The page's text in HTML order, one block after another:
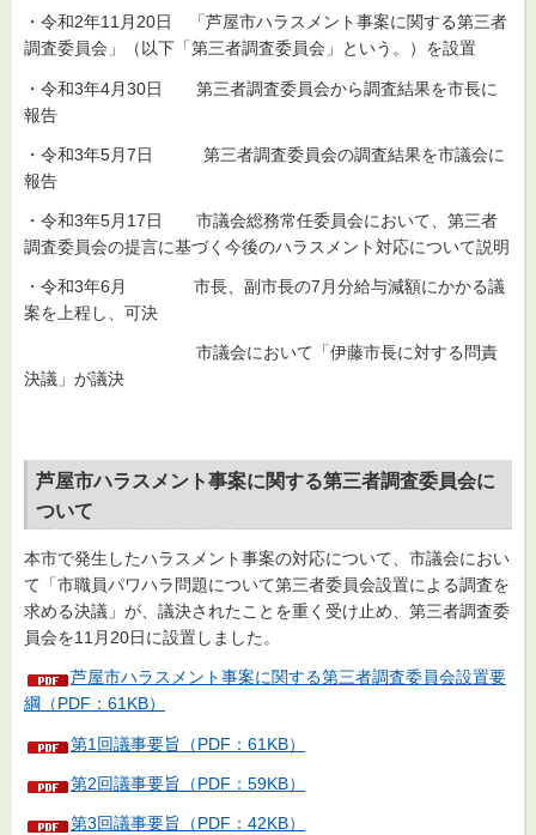
・令和2年11月20日 「芦屋市ハラスメント事案に関する第三者
調査委員会」（以下「第三者調査委員会」という。）を設置
・令和3年4月30日 第三者調査委員会から調査結果を市長に
報告
・令和3年5月7日 第三者調査委員会の調査結果を市議会に
報告
・令和3年5月17日 市議会総務常任委員会において、第三者
調査委員会の提言に基づく今後のハラスメント対応について説明
・令和3年6月 市長、副市長の7月分給与減額にかかる議
案を上程し、可決
市議会において「伊藤市長に対する問責
決議」が議決
芦屋市ハラスメント事案に関する第三者調査委員会に
ついて
本市で発生したハラスメント事案の対応について、市議会におい
て「市職員パワハラ問題について第三者委員会設置による調査を
求める決議」が、議決されたことを重く受け止め、第三者調査委
員会を11月20日に設置しました。
芦屋市ハラスメント事案に関する第三者調査委員会設置要
綱（PDF：61KB）
第1回議事要旨（PDF：61KB）
第2回議事要旨（PDF：59KB）
第3回議事要旨（PDF：42KB）